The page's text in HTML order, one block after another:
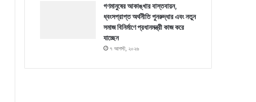
গণমানুষের আকাঙ্খার বাস্তবায়ন,
ধ্বংসপ্রাপ্ত অর্থনীতি পুনরুদ্ধার এবং নতুন
সমাজ বিনির্মাণে প্রধানমন্ত্রী কাজ করে
যাচ্ছেন
৭ আগস্ট, ২০২৬